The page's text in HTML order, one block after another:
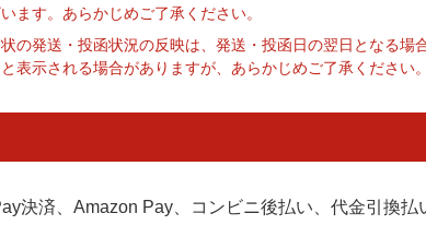
ます。あらかじめご了承ください。
の発送・投函状況の反映は、発送・投函日の翌日となる場
表示される場合がありますが、あらかじめご了承ください。
決済 、Amazon Pay、コンビニ後払い、代金引換払